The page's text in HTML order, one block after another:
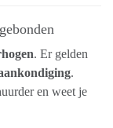
. Er gelden
.
en weet je